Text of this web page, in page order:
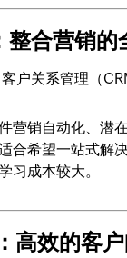
合营销的
户关系管理（
营销自动化、潜
合希望一站式解
习成本较大。
高效的客